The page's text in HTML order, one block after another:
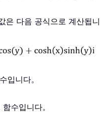
은 다음 공식으로 계산됩니
입니다。
수입니다。